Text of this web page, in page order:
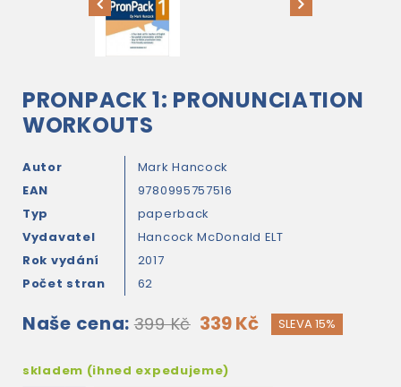
PRONPACK 1: PRONUNCIATION
WORKOUTS
Autor
Mark Hancock
EAN
9780995757516
Typ
paperback
Vydavatel
Hancock McDonald ELT
Rok vydání
2017
Počet stran
62
Naše cena: 399 Kč 339 Kč SLEVA 15%
skladem (ihned expedujeme)